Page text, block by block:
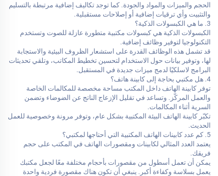
الحجم والميزات والمواد والجودة. كما توجد تكاليف إضافية مرتبطة بالتسليم
والتثبيت وأي ترقيات إضافية أو إصلاحات مستقبلية.
3. ما هي الكبسولات الذكية؟
الكبسولات الذكية هي كبسولات مكتبية متطورة عازلة للصوت وتستخدم
التكنولوجيا لتوفير وظائف إضافية.
قد تشمل هذه الوظائف القدرة على استشعار الظروف البيئية والاستجابة
لها، وتوفير بيانات حول الاستخدام لتحسين تخطيط المكاتب، وتلقي تحديثات
البرامج لاسلكيًا لدمج ميزات جديدة في المستقبل.
4. هل مكتبي بحاجة إلى كابينة هاتف؟
توفر كابينة الهاتف داخل المكتب مساحة مخصصة للمكالمات الخاصة
والعمل المركّز. وتساعد في تقليل الإزعاج الناتج عن الضوضاء وتضمن
السرية أثناء المكالمات.
تكبّر كابينة الهاتف البيئة المكتبية بشكل عام، وتوفر مرونة وخصوصية للعمل
الحديث.
5. كم عدد كابينات الهاتف المكتبية التي أحتاجها لمكتبي؟
يعتمد العدد المثالي لكابينات ومقصورات الهاتف في المكتب على حجم
فريقك.
يمكن أن تعمل أسطول من مقصورات بأحجام مختلفة معًا لجعل مكتبك
يعمل بسلاسة وكفاءة أكبر. ينبغي أن تكون هناك مقصورة فردية واحدة